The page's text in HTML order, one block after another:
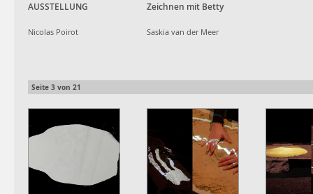
AUSSTELLUNG
Nicolas Poirot
Zeichnen mit Betty
Saskia van der Meer
Seite 3 von 21